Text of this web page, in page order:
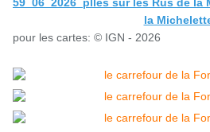
la
pour les cartes: © IGN - 2026